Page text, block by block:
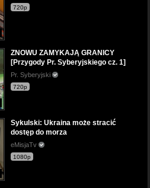
720p
ZNOWU ZAMYKAJĄ GRANICY
[Przygody Pr. Syberyjskiego cz. 1]
Pr. Syberyjski
720p
Sykulski: Ukraina może stracić
dostęp do morza
eMisjaTv
1080p